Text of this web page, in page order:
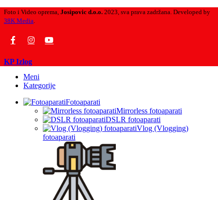
Foto i Video oprema, Josipovic d.o.o. 2023, sva prava zadržana. Developed by
38K Media.
KP Izlog
Meni
Kategorije
Fotoaparati
Mirrorless fotoaparati
DSLR fotoaparati
Vlog (Vlogging)
fotoaparati